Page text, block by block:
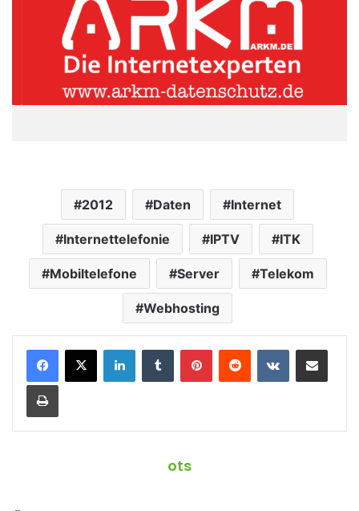
2012 Daten Internet
Internettelefonie IPTV ITK
Mobiltelefone Server Telekom
Webhosting
ots